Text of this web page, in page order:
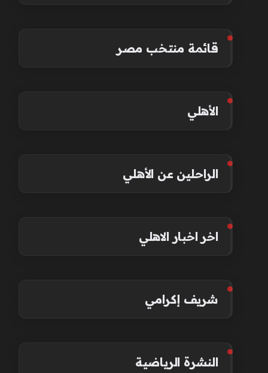
قائمة منتخب مصر
الأهلي
الراحلين عن الأهلي
اخر اخبار الاهلي
شريف إكرامي
النشرة الرياضية